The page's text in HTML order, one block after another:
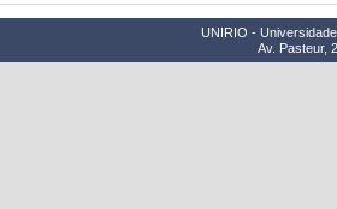
UNIRIO -
Av. Pasteur,